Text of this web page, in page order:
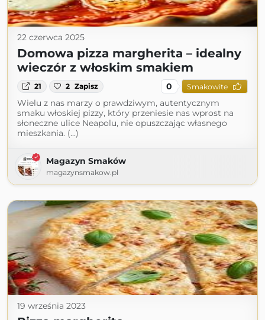
22 czerwca 2025
Domowa pizza margherita – idealny
wieczór z włoskim smakiem
21 2 Zapisz 0 Smakowite
Wielu z nas marzy o prawdziwym, autentycznym
smaku włoskiej pizzy, który przeniesie nas wprost na
słoneczne ulice Neapolu, nie opuszczając własnego
mieszkania. (...)
Magazyn Smaków
magazynsmakow.pl
19 września 2023